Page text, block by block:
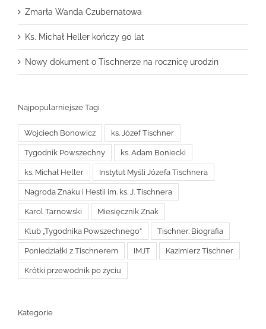
Zmarła Wanda Czubernatowa
Ks. Michał Heller kończy 90 lat
Nowy dokument o Tischnerze na rocznicę urodzin
Najpopularniejsze Tagi
Wojciech Bonowicz ks. Józef Tischner
Tygodnik Powszechny ks. Adam Boniecki
ks. Michał Heller Instytut Myśli Józefa Tischnera
Nagroda Znaku i Hestii im. ks. J. Tischnera
Karol Tarnowski Miesięcznik Znak
Klub „Tygodnika Powszechnego” Tischner. Biografia
Poniedziałki z Tischnerem IMJT Kazimierz Tischner
Krótki przewodnik po życiu
Kategorie